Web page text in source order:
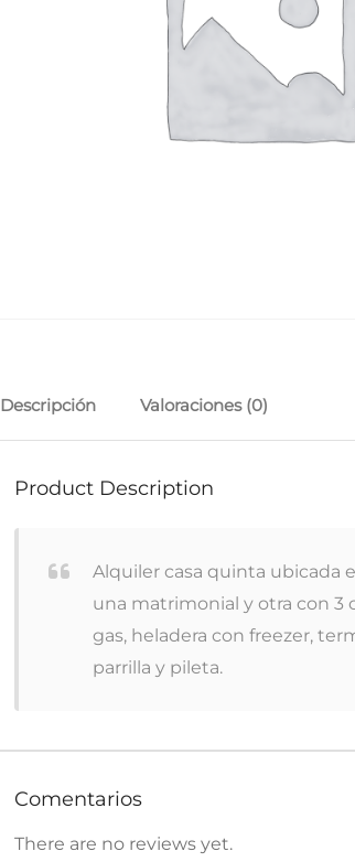
Descripción Valoraciones (0)
Product Description
Alquiler casa quinta ubicada
una matrimonial y otra con 3
gas, heladera con freezer,
parrilla y pileta.
Comentarios
There are no reviews yet.